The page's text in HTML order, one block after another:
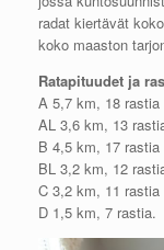
radat kiertävät
koko maaston
Ratapituudet ja
A 5,7 km, 18 rastia
AL 3,6 km, 13
B 4,5 km, 17 rastia
BL 3,2 km, 12
C 3,2 km, 11 rastia
D 1,5 km, 7 rastia.